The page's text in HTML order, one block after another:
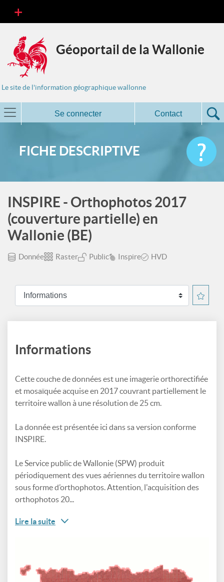
Géoportail de la Wallonie
Le site de l'information géographique wallonne
Se connecter Contact
FICHE DESCRIPTIVE
INSPIRE - Orthophotos 2017
(couverture partielle) en
Wallonie (BE)
Donnée Raster Public Inspire HVD
Informations
Cette couche de données est une imagerie orthorectifiée
et mosaïquée acquise en 2017 couvrant partiellement le
territoire wallon à une résolution de 25 cm.
La donnée est présentée ici dans sa version conforme
INSPIRE.
Le Service public de Wallonie (SPW) produit
périodiquement des vues aériennes du territoire wallon
sous forme d’orthophotos. Attention, l'acquisition des
orthophotos 20...
Lire la suite